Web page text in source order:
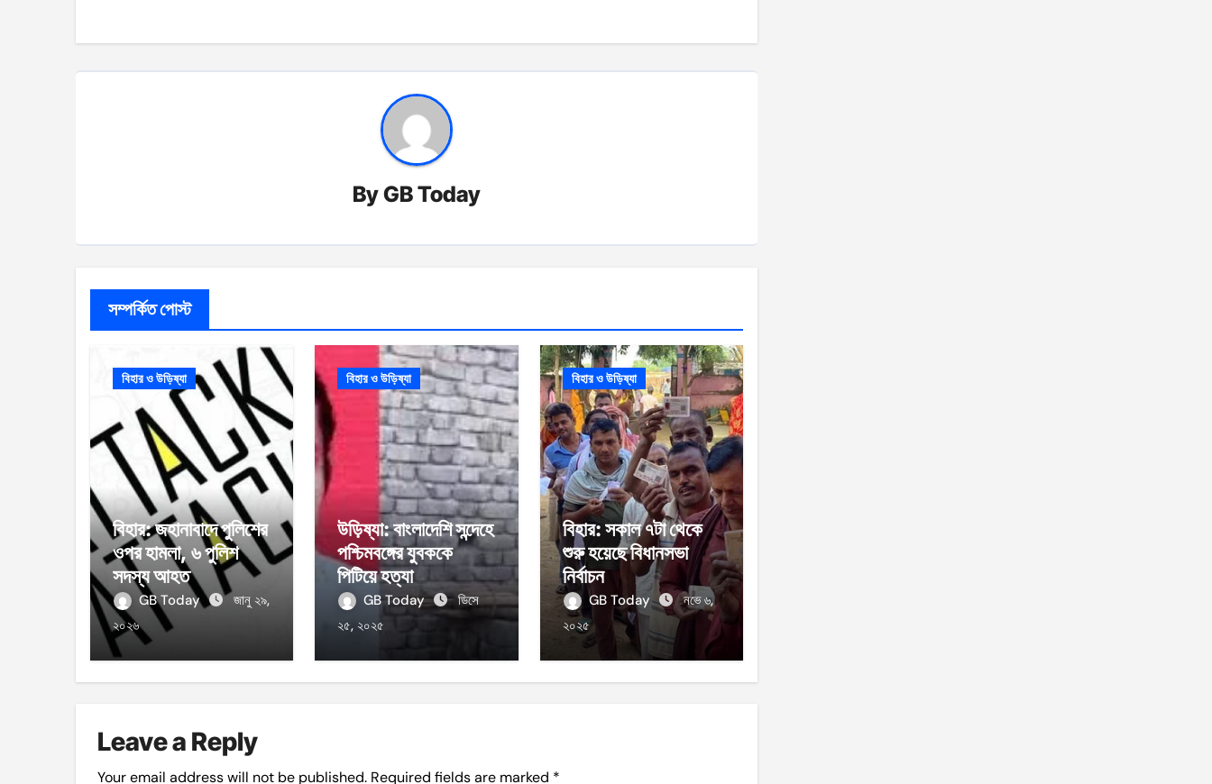
ByGB Today
সম্পর্কিত পোস্ট
বিহার ও উড়িষ্যা
বিহার: জহানাবাদে পুলিশের
ওপর হামলা, ৬ পুলিশ
সদস্য আহত
GB Today
জানু ২৯,
২০২৬
বিহার ও উড়িষ্যা
উড়িষ্যা: বাংলাদেশি সন্দেহে
পশ্চিমবঙ্গের যুবককে
পিটিয়ে হত্যা
GB Today
ডিসে
২৫, ২০২৫
বিহার ও উড়িষ্যা
বিহার: সকাল ৭টা থেকে
শুরু হয়েছে বিধানসভা
নির্বাচন
GB Today
নভে ৬,
২০২৫
Leave a Reply
Your email address will not be published. Required fields are marked *